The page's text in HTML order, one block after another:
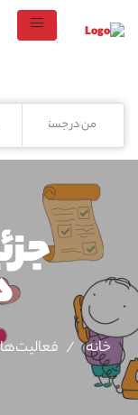
خانه